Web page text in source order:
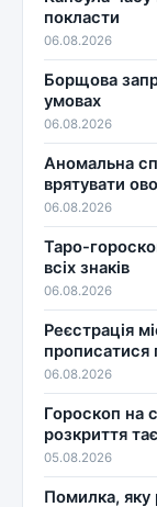
покласти
06.08.2026
Борщова
умовах
06.08.2026
Аномальна
врятувати
06.08.2026
Таро-
всіх знаків
06.08.2026
Реєстрація
прописатися
06.08.2026
Гороскоп на
розкриття
05.08.2026
Помилка, яку